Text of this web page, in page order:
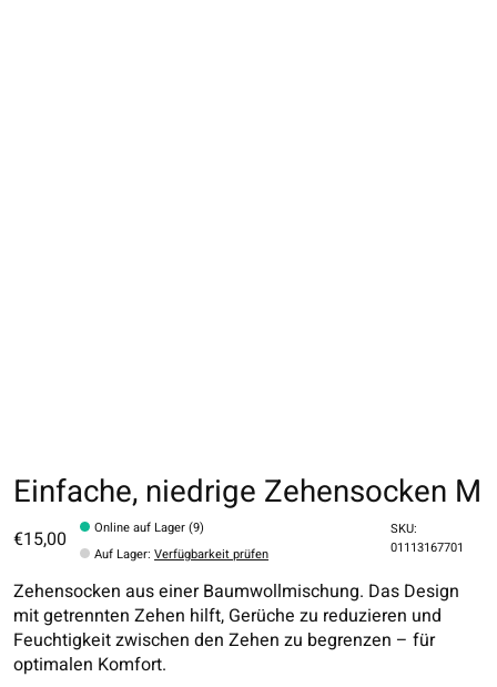
Einfache, niedrige Zehensocken M
€15,00
Online auf Lager (9)
Auf Lager:Verfügbarkeit prüfen
SKU:
01113167701
Zehensocken aus einer Baumwollmischung. Das Design
mit getrennten Zehen hilft, Gerüche zu reduzieren und
Feuchtigkeit zwischen den Zehen zu begrenzen – für
optimalen Komfort.